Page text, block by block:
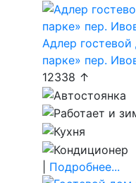
Адлер
парке» пер.
12338 ↑
Подробнее...